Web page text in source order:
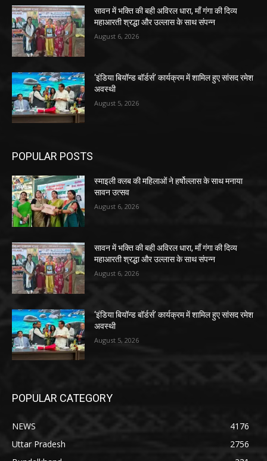
सावन में भक्ति की बही अविरल धारा, माँ गंगा की दिव्य
महाआरती श्रद्धा और उल्लास के साथ संपन्न
August 6, 2026
‘इंडिया बियॉन्ड बॉर्डर्स’ कार्यक्रम में शामिल हुए सांसद रमेश
अवस्थी
August 5, 2026
POPULAR POSTS
स्माइली क्लब की महिलाओं ने हर्षोल्लास के साथ मनाया
सावन उत्सव
August 6, 2026
सावन में भक्ति की बही अविरल धारा, माँ गंगा की दिव्य
महाआरती श्रद्धा और उल्लास के साथ संपन्न
August 6, 2026
‘इंडिया बियॉन्ड बॉर्डर्स’ कार्यक्रम में शामिल हुए सांसद रमेश
अवस्थी
August 5, 2026
POPULAR CATEGORY
NEWS
4176
Uttar Pradesh
2756